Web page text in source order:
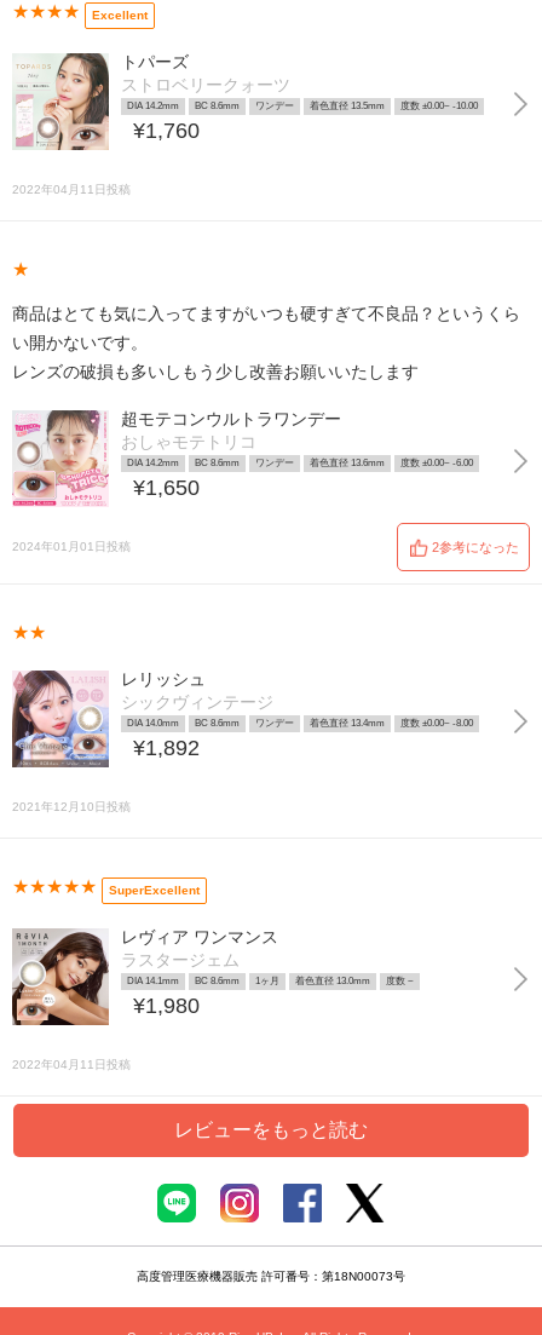
★★★★ Excellent
トパーズ
ストロベリークォーツ
DIA 14.2mm BC 8.6mm ワンデー 着色直径 13.5mm 度数 ±0.00~ -10.00
¥1,760
2022年04月11日投稿
★
商品はとても気に入ってますがいつも硬すぎて不良品？というくら
い開かないです。
レンズの破損も多いしもう少し改善お願いいたします
超モテコンウルトラワンデー
おしゃモテトリコ
DIA 14.2mm BC 8.6mm ワンデー 着色直径 13.6mm 度数 ±0.00~ -6.00
¥1,650
2024年01月01日投稿 2参考になった
★★
レリッシュ
シックヴィンテージ
DIA 14.0mm BC 8.6mm ワンデー 着色直径 13.4mm 度数 ±0.00~ -8.00
¥1,892
2021年12月10日投稿
★★★★★ SuperExcellent
レヴィア ワンマンス
ラスタージェム
DIA 14.1mm BC 8.6mm 1ヶ月 着色直径 13.0mm 度数 ~
¥1,980
2022年04月11日投稿
レビューをもっと読む
高度管理医療機器販売 許可番号：第18N00073号